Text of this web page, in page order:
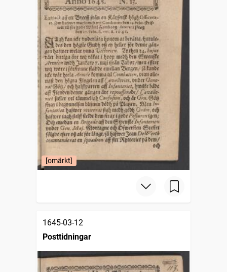
[omärkt]
1645-03-12
Posttidningar